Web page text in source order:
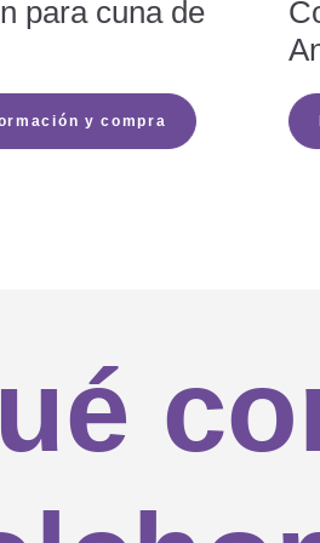
del colchón?
para cuna de
y compra